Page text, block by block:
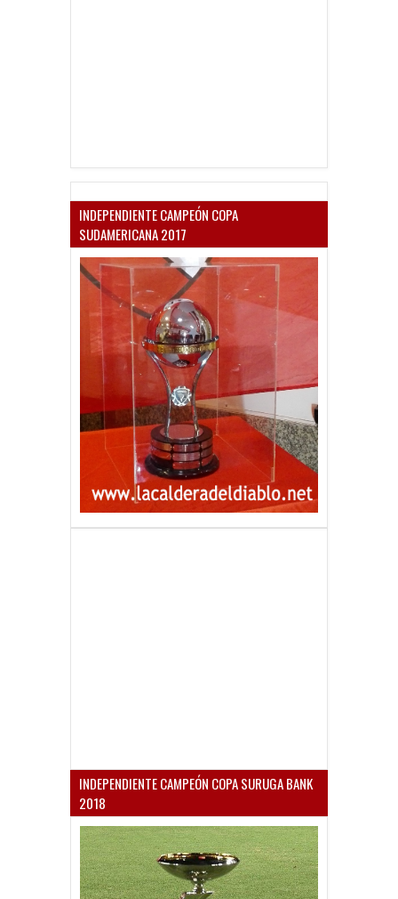
INDEPENDIENTE CAMPEÓN COPA
SUDAMERICANA 2017
INDEPENDIENTE CAMPEÓN COPA SURUGA BANK
2018